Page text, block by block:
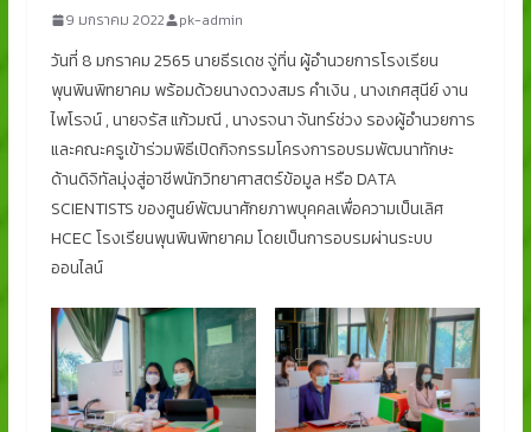
9 มกราคม 2022 pk-admin
วันที่ 8 มกราคม 2565 นายธีรเดช จู่ทิ่น ผู้อำนวยการโรงเรียน
พุนพินพิทยาคม พร้อมด้วยนางดวงสมร คำเงิน , นางเกศสุนีย์ งาน
ไพโรจน์ , นายจรัส แก้วมณี , นางรจนา จันทร์ช่วง รองผู้อำนวยการ
และคณะครูเข้าร่วมพิธีเปิดกิจกรรมโครงการอบรมพัฒนาทักษะ
ด้านดิจิทัลมุ่งสู่อาชีพนักวิทยาศาสตร์ข้อมูล หรือ DATA
SCIENTISTS ของศูนย์พัฒนาศักยภาพบุคคลเพื่อความเป็นเลิศ
HCEC โรงเรียนพุนพินพิทยาคม โดยเป็นการอบรมผ่านระบบ
ออนไลน์